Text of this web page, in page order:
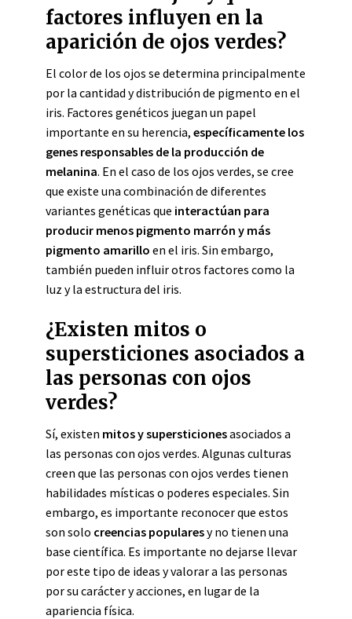
factores influyen en la
aparición de ojos verdes?
El color de los ojos se determina principalmente
por la cantidad y distribución de pigmento en el
iris. Factores genéticos juegan un papel
importante en su herencia, específicamente los
genes responsables de la producción de
melanina. En el caso de los ojos verdes, se cree
que existe una combinación de diferentes
variantes genéticas que interactúan para
producir menos pigmento marrón y más
pigmento amarillo en el iris. Sin embargo,
también pueden influir otros factores como la
luz y la estructura del iris.
¿Existen mitos o
supersticiones asociados a
las personas con ojos
verdes?
Sí, existen mitos y supersticionesasociados a
las personas con ojos verdes. Algunas culturas
creen que las personas con ojos verdes tienen
habilidades místicas o poderes especiales. Sin
embargo, es importante reconocer que estos
son solo creencias popularesy no tienen una
base científica. Es importante no dejarse llevar
por este tipo de ideas y valorar a las personas
por su carácter y acciones, en lugar de la
apariencia física.